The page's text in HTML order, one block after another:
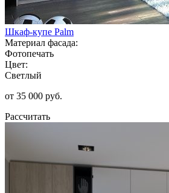
Шкаф-купе Palm
Материал фасада:
Фотопечать
Цвет:
Светлый
от 35 000 руб.
Рассчитать